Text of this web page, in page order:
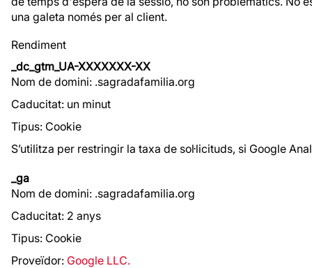
una galeta només per al client.
Rendiment
_dc_gtm_UA-XXXXXXX-XX
Nom de domini: .sagradafamilia.org
Caducitat: un minut
Tipus: Cookie
S’utilitza per restringir la taxa de sol·licituds, si Google
_ga
Nom de domini: .sagradafamilia.org
Caducitat: 2 anys
Tipus: Cookie
Proveïdor: Google LLC.